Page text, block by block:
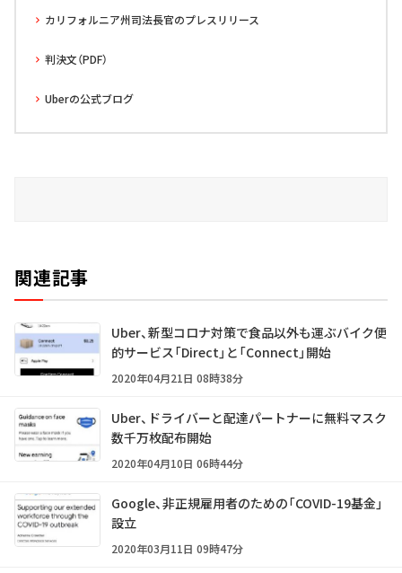
カリフォルニア州司法長官のプレスリリース
判決文（PDF）
Uberの公式ブログ
関連記事
Uber、新型コロナ対策で食品以外も運ぶバイク便
的サービス「Direct」と「Connect」開始
2020年04月21日 08時38分
Uber、ドライバーと配達パートナーに無料マスク
数千万枚配布開始
2020年04月10日 06時44分
Google、非正規雇用者のための「COVID-19基金」
設立
2020年03月11日 09時47分